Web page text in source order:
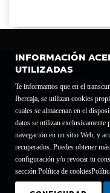
INFORMACIÓN
UTILIZADAS
Te informamos que en el
Ibercaja, se utilizan cookies
cuales se almacenan en el
datos se utilizan exclusivamente
navegación en un sitio Web, y
recuperados. Puedes obtener
configuración y/o revocar tu
sección Política de cookies
Fundación Bancaria Ibercaja
Inscrita en el Registro de
1689.
Domicilio social: Joaquín Costa,
Aviso